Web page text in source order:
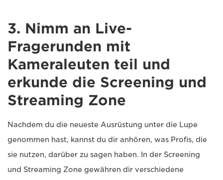
3. Nimm an Live-
Fragerunden mit
Kameraleuten teil und
erkunde die Screening und
Streaming Zone
Nachdem du die neueste Ausrüstung unter die Lupe
genommen hast, kannst du dir anhören, was Profis, die
sie nutzen, darüber zu sagen haben. In der Screening
und Streaming Zone gewähren dir verschiedene